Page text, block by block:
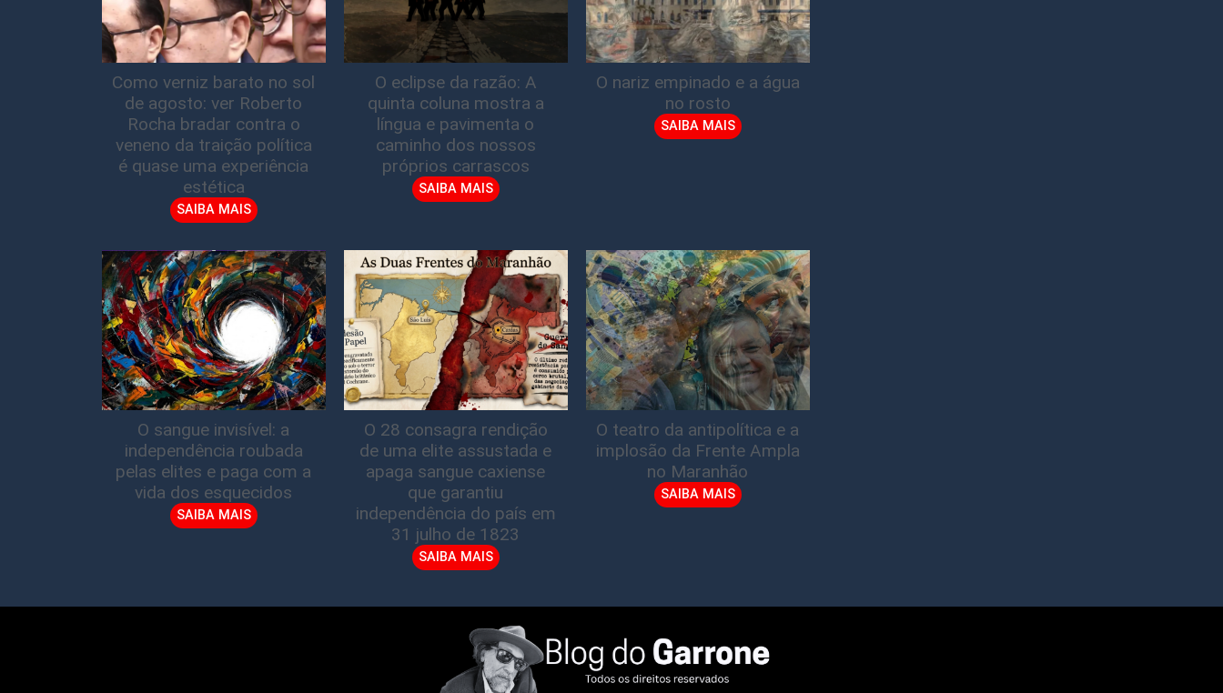
Como verniz barato no sol
de agosto: ver Roberto
Rocha bradar contra o
veneno da traição política
é quase uma experiência
estética
SAIBA MAIS
O eclipse da razão: A
quinta coluna mostra a
língua e pavimenta o
caminho dos nossos
próprios carrascos
SAIBA MAIS
O nariz empinado e a água
no rosto
SAIBA MAIS
O sangue invisível: a
independência roubada
pelas elites e paga com a
vida dos esquecidos
SAIBA MAIS
O 28 consagra rendição
de uma elite assustada e
apaga sangue caxiense
que garantiu
independência do país em
31 julho de 1823
SAIBA MAIS
O teatro da antipolítica e a
implosão da Frente Ampla
no Maranhão
SAIBA MAIS